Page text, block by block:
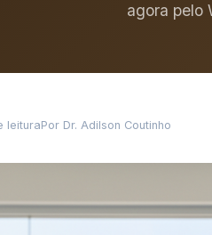
agora pelo
leituraPor Dr. Adilson Coutinho